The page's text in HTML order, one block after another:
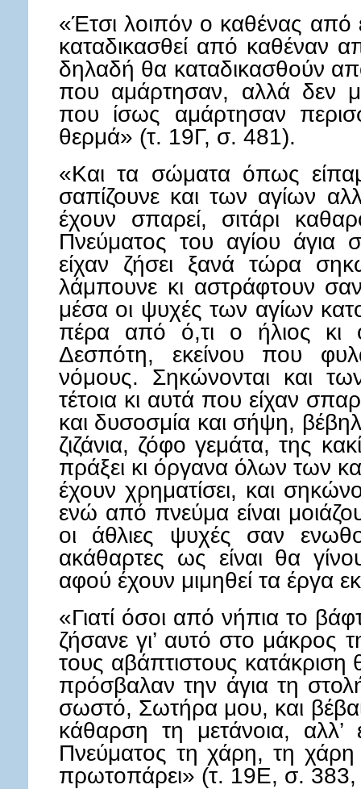
«Έτσι λοιπόν ο καθένας
καταδικασθεί από καθέναν
δηλαδή θα καταδικασθούν
που αμάρτησαν, αλλά δεν
που ίσως αμάρτησαν
θερμά» (τ. 19Γ, σ. 481).
«Και τα σώματα όπως
σαπίζουνε και των αγίων
έχουν σπαρεί, σιτάρι
Πνεύματος του αγίου άγια
είχαν ζήσει ξανά τώρα
λάμπουνε κι αστράφτουν
μέσα οι ψυχές των αγίων
πέρα από ό,τι ο ήλιος κι
Δεσπότη, εκείνου που
νόμους. Σηκώνονται και
τέτοια κι αυτά που είχαν
και δυσοσμία και σήψη,
ζιζάνια, ζόφο γεμάτα, της
πράξει κι όργανα όλων των
έχουν χρηματίσει, και
ενώ από πνεύμα είναι
οι άθλιες ψυχές σαν
ακάθαρτες ως είναι θα
αφού έχουν μιμηθεί τα έργα
«Γιατί όσοι από νήπια το
ζήσανε γι’ αυτό στο μάκρος
τους αβάπτιστους κατάκριση
πρόσβαλαν την άγια τη
σωστό, Σωτήρα μου, και
κάθαρση τη μετάνοια,
Πνεύματος τη χάρη, τη
πρωτοπάρει» (τ. 19Ε, σ. 383,